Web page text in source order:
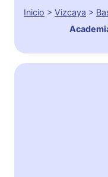
Inicio > Vizcaya >